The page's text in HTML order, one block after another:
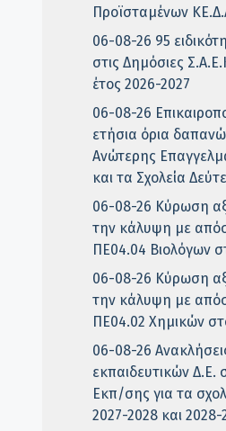
Προϊσταμένων
06-08-26 95
στις Δημόσιες
έτος 2026-2027
06-08-26
ετήσια όρια
Ανώτερης
και τα Σχολεία
06-08-26 Κύρωση
την κάλυψη με
ΠΕ04.04 Βιολόγων
06-08-26 Κύρωση
την κάλυψη με
ΠΕ04.02 Χημικών
06-08-26
εκπαιδευτικών Δ.Ε.
Εκπ/σης για τα
2027-2028 και 2028-